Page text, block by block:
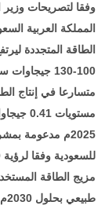
وفقا لتصريحات وزير
الطاقة المتجددة
متسارعا في إنتاج
2025م مدعومة
طبيعي بحلول 2030م